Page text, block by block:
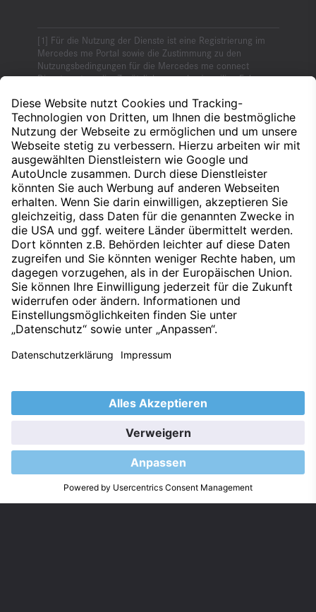
Für die Nutzung der Dienste ist eine Registrierung im
Mercedes me Portal sowie die Zustimmung zu den
Nutzungsbedingungen für die Mercedes me connect
Dienste notwendig. Zusätzlich muss das jeweilige Fahrzeug
initialen Laufzeit können die Dienste kostenpflichtig
verlängert werden. Die erstmalige Aktivierung der Dienste
ist innerhalb von 1 Jahr ab Erstzulassung oder
Inbetriebnahme durch den Kunden möglich, je nachdem
was zuerst erfolgt.